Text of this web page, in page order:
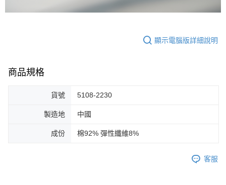
顯示電腦版詳細說明
商品規格
貨號 5108-2230
製造地 中國
成份 棉92% 彈性纖維8%
客服